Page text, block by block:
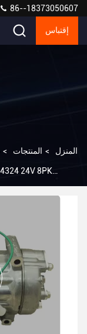
86--18373050607
إقتباس
المنزل > المنتجات >